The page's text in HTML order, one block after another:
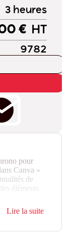
3 heures
€ HT
9782
pour
Canva »
de
éléments
aux
RH,
logos,
Lire la suite